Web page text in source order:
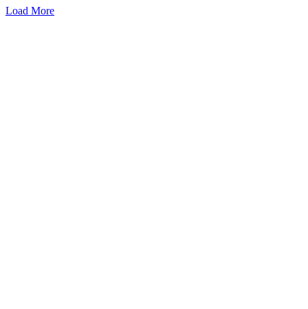
Load More